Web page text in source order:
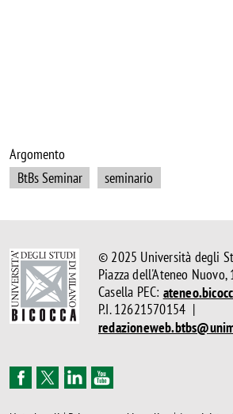
Argomento
BtBs Seminar
seminario
© 2025 Università degli
Piazza dell'Ateneo
Casella PEC:
P.I. 12621570154 |